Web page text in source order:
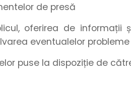
de presă
oferirea de
eventualelor
puse la dispoziție de